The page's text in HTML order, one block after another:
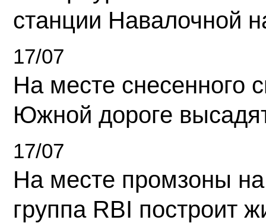
станции Навалочной
17/07
На месте снесенного
Южной дороге
17/07
На месте промзоны
группа RBI построит